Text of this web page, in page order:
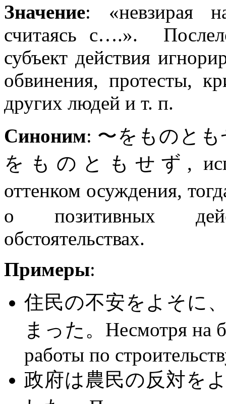
Значение: «невзирая
считаясь с….».
субъект действия
обвинения, протесты,
других людей и т. п.
Синоним: 〜をものと
をものともせず,
оттенком осуждения,
о позитивных
обстоятельствах.
Примеры:
住民の不安をよそに
まった。Несмотря на
работы по
政府は農民の反対を